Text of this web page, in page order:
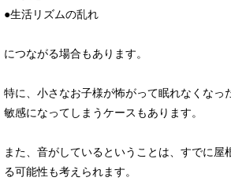
●生活リズムの乱れ
につながる場合もあります。
特に、小さなお子様が怖がって眠れなくなっ
敏感になってしまうケースもあります。
また、音がしているということは、すでに屋
る可能性も考えられます。